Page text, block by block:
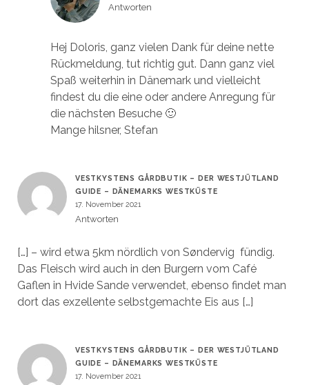
Antworten
Hej Doloris, ganz vielen Dank für deine nette
Rückmeldung, tut richtig gut. Dann ganz viel
Spaß weiterhin in Dänemark und vielleicht
findest du die eine oder andere Anregung für
die nächsten Besuche 🙂
Mange hilsner, Stefan
VESTKYSTENS GÅRDBUTIK – DER WESTJÜTLAND
GUIDE – DÄNEMARKS WESTKÜSTE
17. November 2021
Antworten
[…] – wird etwa 5km nördlich von Søndervig fündig.
Das Fleisch wird auch in den Burgern vom Café
Gaflen in Hvide Sande verwendet, ebenso findet man
dort das exzellente selbstgemachte Eis aus […]
VESTKYSTENS GÅRDBUTIK – DER WESTJÜTLAND
GUIDE – DÄNEMARKS WESTKÜSTE
17. November 2021